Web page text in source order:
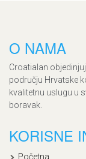
O NAMA
Croatialan
području Hrvatske
kvalitetnu uslugu u
boravak.
KORISNE
Početna